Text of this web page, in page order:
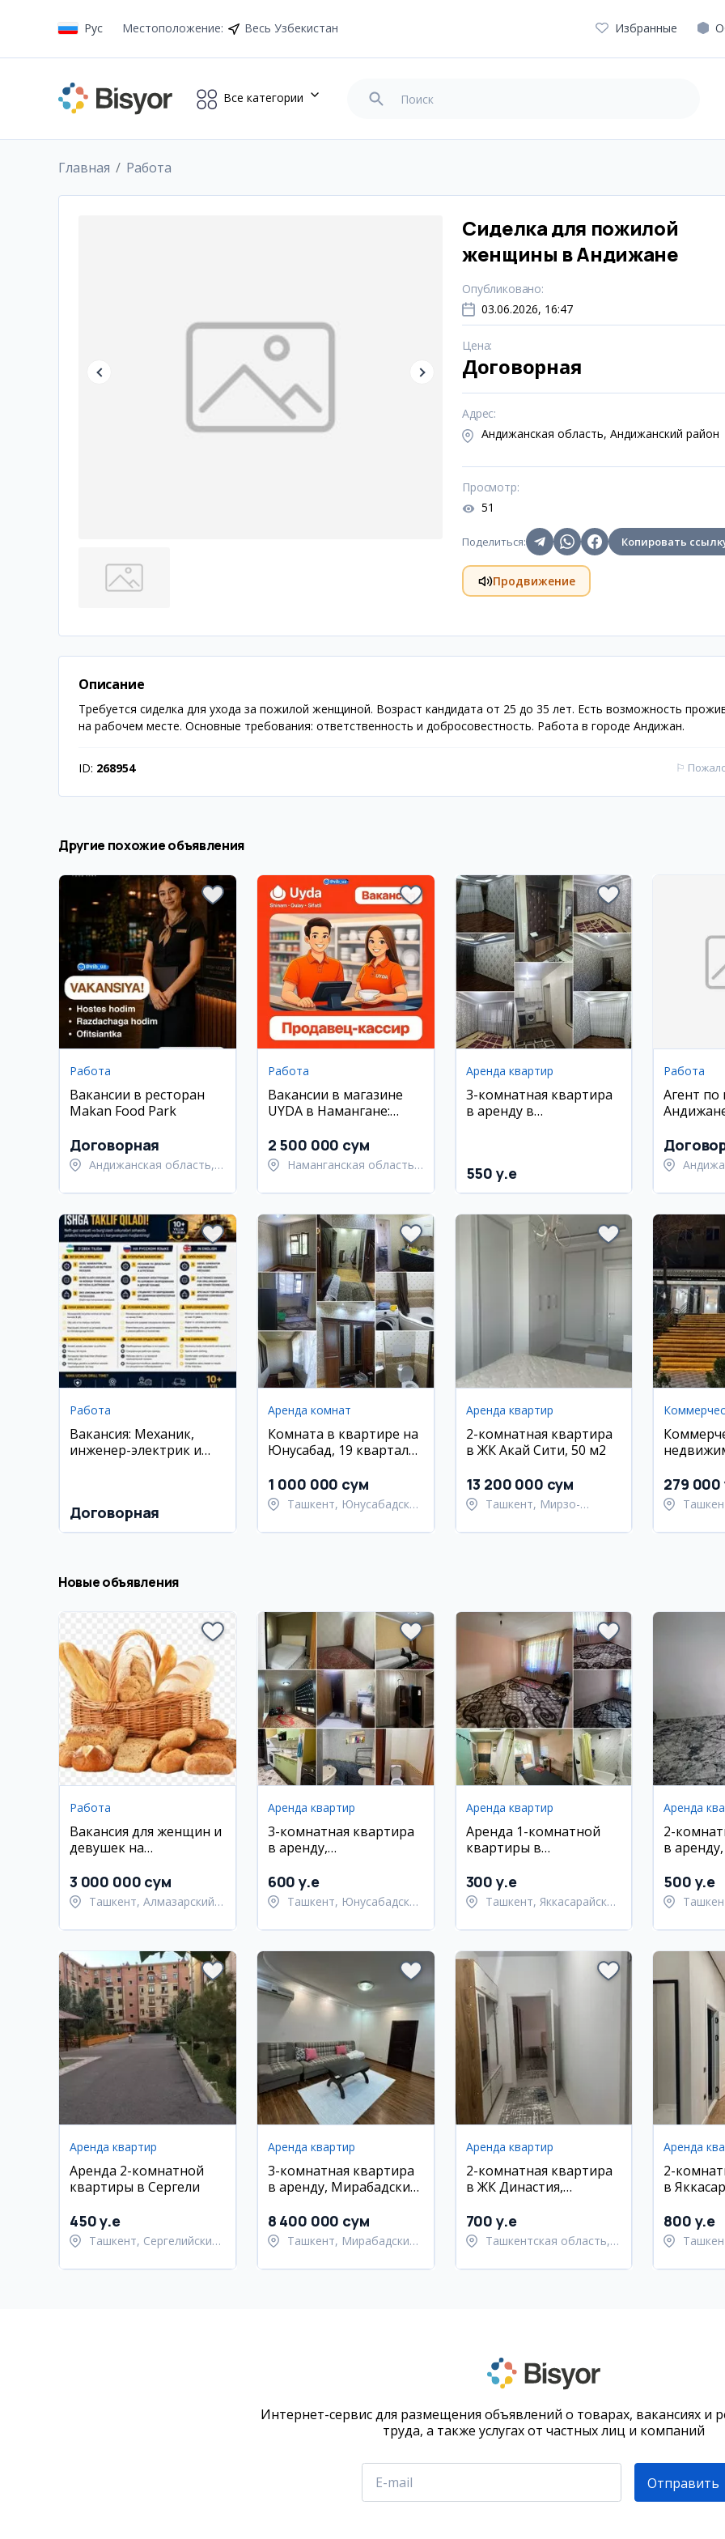
Рус Местоположение: Весь Узбекистан Избранные
Все категории
Главная Работа
Сиделка для пожилой
женщины в Андижане
Опубликовано:
03.06.2026, 16:47
Цена:
Договорная
Адрес:
Андижанская область, Андижанский район
Просмотр:
51
Поделиться: Копировать
Продвижение
Описание
Требуется сиделка для ухода за пожилой женщиной. Возраст кандидата от 25 до 35 лет. Есть возможность
на рабочем месте. Основные требования: ответственность и добросовестность. Работа в городе Андижан.
ID: 268954 ⚐
Другие похожие объявления
Работа
Вакансии в ресторан
Makan Food Park
Договорная
Андижанская область,
Работа
Вакансии в магазине
UYDA в Намангане:
кассир, менеджер
2 500 000 сум
Наманганская область,
Аренда квартир
3-комнатная квартира
в аренду в
550 y.e
Работа
Агент по
Работа
Вакансия: Механик,
инженер-электрик и
Договорная
Аренда комнат
Комната в квартире на
Юнусабад, 19 квартал
1 000 000 сум
Ташкент, Юнусабадский
Аренда квартир
2-комнатная квартира
в ЖК Акай Сити, 50 м2
13 200 000 сум
Ташкент, Мирзо-
279 000
Новые объявления
Работа
Вакансия для женщин и
девушек на
хлебобулочных изделий
3 000 000 сум
Ташкент, Алмазарский
Аренда квартир
3-комнатная квартира
в аренду,
18 квартал
600 y.e
Ташкент, Юнусабадский
Аренда квартир
Аренда 1-комнатной
квартиры в
300 y.e
Ташкент, Яккасарайский
Аренда
2-
в
500 y.e
Аренда квартир
Аренда 2-комнатной
квартиры в Сергели
450 y.e
Ташкент, Сергелийский
Аренда квартир
3-комнатная квартира
в аренду, Мирабадский
8 400 000 сум
Ташкент, Мирабадский
Аренда квартир
2-комнатная квартира
в ЖК Династия,
700 y.e
Ташкентская область,
Аренда
2-
в
800 y.e
Интернет-сервис для размещения объявлений о товарах, вакансиях и
труда, а также услугах от частных лиц и компаний
Отправить